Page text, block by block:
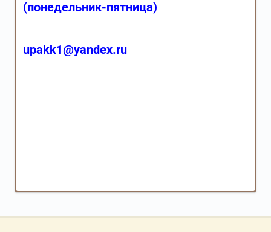
(понедельник-пятница)
upakk1@yandex.ru